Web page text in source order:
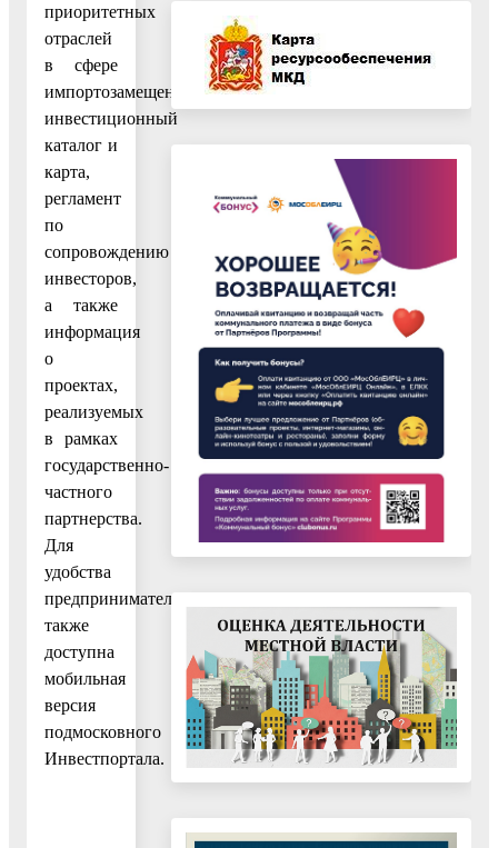
приоритетных
отраслей
в сфере
импортозамещения,
инвестиционный
каталог и
карта,
регламент
по
сопровождению
инвесторов,
а также
информация
о
проектах,
реализуемых
в рамках
государственно-
частного
партнерства.
Для
удобства
предпринимателей
также
доступна
мобильная
версия
подмосковного
Инвестпортала.